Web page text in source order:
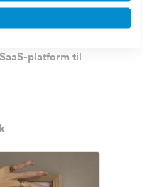
0 DKK
121.000 DKK
platform til